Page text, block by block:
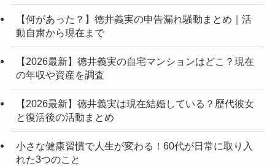
【何があった？】徳井義実の申告漏れ騒動まとめ｜活
動自粛から現在まで
【2026最新】徳井義実の自宅マンションはどこ？現在
の年収や資産を調査
【2026最新】徳井義実は現在結婚している？歴代彼女
と復活後の活動まとめ
小さな健康習慣で人生が変わる！60代が日常に取り入
れた3つのこと